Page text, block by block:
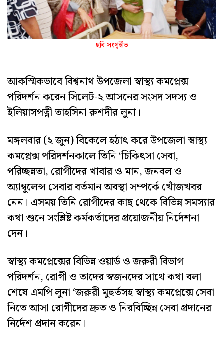
ছবি সংগৃহীত
আকস্মিকভাবে বিশ্বনাথ উপজেলা স্বাস্থ্য কমপ্লেক্স
পরিদর্শন করেন সিলেট-২ আসনের সংসদ সদস্য ও
ইলিয়াসপত্নী তাহসিনা রুশদীর লুনা।
মঙ্গলবার (২ জুন) বিকেলে হঠাৎ করে উপজেলা স্বাস্থ্য
কমপ্লেক্স পরিদর্শনকালে তিনি ‘চিকিৎসা সেবা,
পরিচ্ছন্নতা, রোগীদের খাবার ও মান, জনবল ও
অ্যাম্বুলেন্স সেবার বর্তমান অবস্থা সম্পর্কে খোঁজখবর
নেন। এসময় তিনি রোগীদের কাছ থেকে বিভিন্ন সমস্যার
কথা শুনে সংশ্লিষ্ট কর্মকর্তাদের প্রয়োজনীয় নির্দেশনা
দেন।
স্বাস্থ্য কমপ্লেক্সের বিভিন্ন ওয়ার্ড ও জরুরী বিভাগ
পরিদর্শন, রোগী ও তাদের স্বজনদের সাথে কথা বলা
শেষে এমপি লুনা ‘জরুরী মুহুর্তসহ স্বাস্থ্য কমপ্লেক্সে সেবা
নিতে আসা রোগীদের দ্রুত ও নিরবিচ্ছিন্ন সেবা প্রদানের
নির্দেশ প্রদান করেন।